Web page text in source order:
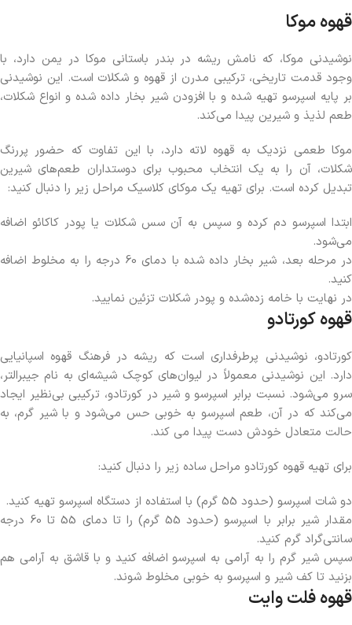
قهوه موکا
نوشیدنی موکا، که نامش ریشه در بندر باستانی موکا در یمن دارد، با
وجود قدمت تاریخی، ترکیبی مدرن از قهوه و شکلات است. این نوشیدنی
بر پایه اسپرسو تهیه شده و با افزودن شیر بخار داده شده و انواع شکلات،
طعم لذیذ و شیرین پیدا می‌کند.
موکا طعمی نزدیک به قهوه لاته دارد، با این تفاوت که حضور پررنگ
شکلات، آن را به یک انتخاب محبوب برای دوستداران طعم‌های شیرین
تبدیل کرده است. برای تهیه یک موکای کلاسیک مراحل زیر را دنبال کنید:
ابتدا اسپرسو دم کرده و سپس به آن سس شکلات یا پودر کاکائو اضافه
می‌شود.
در مرحله بعد، شیر بخار داده شده با دمای 60 درجه را به مخلوط اضافه
کنید.
در نهایت با خامه زده‌شده و پودر شکلات تزئین نمایید.
قهوه کورتادو
کورتادو، نوشیدنی پرطرفداری است که ریشه در فرهنگ قهوه اسپانیایی
دارد. این نوشیدنی معمولاً در لیوان‌های کوچک شیشه‌ای به نام جیبرالتر،
سرو می‌شود. نسبت برابر اسپرسو و شیر در کورتادو، ترکیبی بی‌نظیر ایجاد
می‌کند که در آن، طعم اسپرسو به خوبی حس می‌شود و با شیر گرم، به
حالت متعادل خودش دست پیدا می کند.
برای تهیه قهوه کورتادو مراحل ساده زیر را دنبال کنید:
دو شات اسپرسو (حدود 55 گرم) با استفاده از دستگاه اسپرسو تهیه کنید.
مقدار شیر برابر با اسپرسو (حدود 55 گرم) را تا دمای 55 تا 60 درجه
سانتی‌گراد گرم کنید.
سپس شیر گرم را به آرامی به اسپرسو اضافه کنید و با قاشق به آرامی هم
بزنید تا کف شیر و اسپرسو به خوبی مخلوط شوند.
قهوه فلت وایت